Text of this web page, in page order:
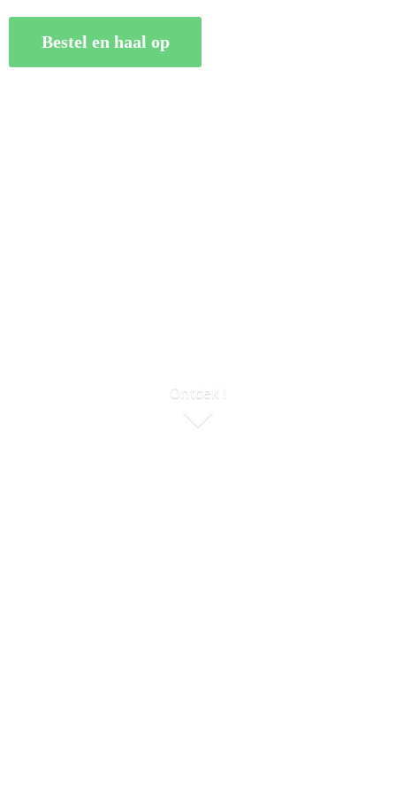
Bestel en haal op
Ontdek !